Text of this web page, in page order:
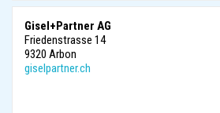
Gisel+Partner AG
Friedenstrasse 14
9320 Arbon
giselpartner.ch